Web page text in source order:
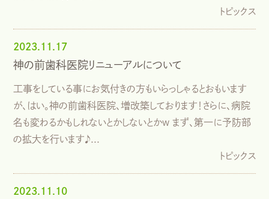
トピックス
2023.11.17
神の前歯科医院リニューアルについて
工事をしている事にお気付きの方もいらっしゃるとおもいます
が、はい。神の前歯科医院、増改築しております！さらに、病院
名も変わるかもしれないとかしないとかw まず、第一に予防部
の拡大を行います♪...
トピックス
2023.11.10